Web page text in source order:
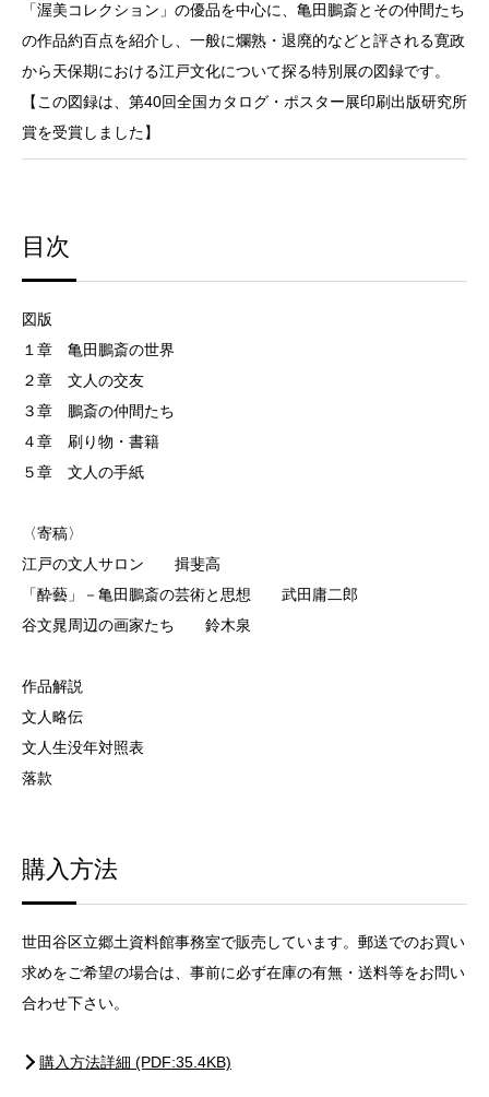
「渥美コレクション」の優品を中心に、亀田鵬斎とその仲間たち
の作品約百点を紹介し、一般に爛熟・退廃的などと評される寛政
から天保期における江戸文化について探る特別展の図録です。
【この図録は、第40回全国カタログ・ポスター展印刷出版研究所
賞を受賞しました】
目次
図版
１章 亀田鵬斎の世界
２章 文人の交友
３章 鵬斎の仲間たち
４章 刷り物・書籍
５章 文人の手紙
〈寄稿〉
江戸の文人サロン 揖斐高
「酔藝」－亀田鵬斎の芸術と思想 武田庸二郎
谷文晁周辺の画家たち 鈴木泉
作品解説
文人略伝
文人生没年対照表
落款
購入方法
世田谷区立郷土資料館事務室で販売しています。郵送でのお買い
求めをご希望の場合は、事前に必ず在庫の有無・送料等をお問い
合わせ下さい。
購入方法詳細 (PDF:35.4KB)